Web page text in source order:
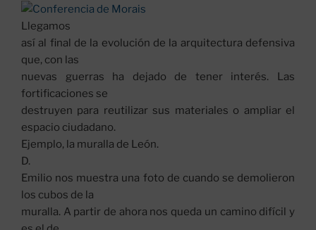
Llegamos
así al final de la evolución de la arquitectura defensiva
que, con las
nuevas guerras ha dejado de tener interés. Las
fortificaciones se
destruyen para reutilizar sus materiales o ampliar el
espacio ciudadano.
Ejemplo, la muralla de León.
D.
Emilio nos muestra una foto de cuando se demolieron
los cubos de la
muralla. A partir de ahora nos queda un camino difícil y